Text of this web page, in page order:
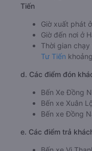
Tiến
Giờ xuất phát
Giờ đến nơi ở
Thời gian
Tư Tiến
d. Các điểm đón
Bến Xe Đồng
Bến xe Xuân
Bến xe Đồng
e. Các điểm trả